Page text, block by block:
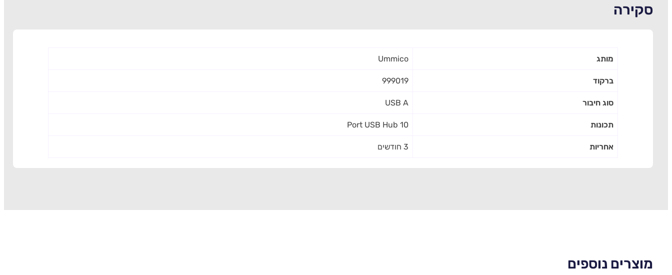
סקירה
מותג Ummico
ברקוד 999019
סוג חיבור USB A
תכונות 10 Port USB Hub
אחריות 3 חודשים
מוצרים נוספים